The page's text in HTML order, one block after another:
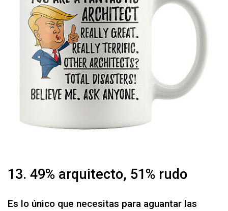
13. 49% arquitecto, 51% rudo
Es lo único que necesitas para aguantar las